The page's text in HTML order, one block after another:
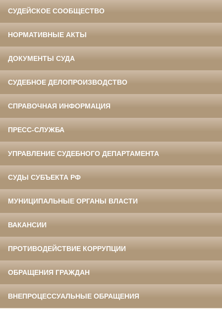
СУДЕЙСКОЕ СООБЩЕСТВО
НОРМАТИВНЫЕ АКТЫ
ДОКУМЕНТЫ СУДА
СУДЕБНОЕ ДЕЛОПРОИЗВОДСТВО
СПРАВОЧНАЯ ИНФОРМАЦИЯ
ПРЕСС-СЛУЖБА
УПРАВЛЕНИЕ СУДЕБНОГО ДЕПАРТАМЕНТА
СУДЫ СУБЪЕКТА РФ
МУНИЦИПАЛЬНЫЕ ОРГАНЫ ВЛАСТИ
ВАКАНСИИ
ПРОТИВОДЕЙСТВИЕ КОРРУПЦИИ
ОБРАЩЕНИЯ ГРАЖДАН
ВНЕПРОЦЕССУАЛЬНЫЕ ОБРАЩЕНИЯ